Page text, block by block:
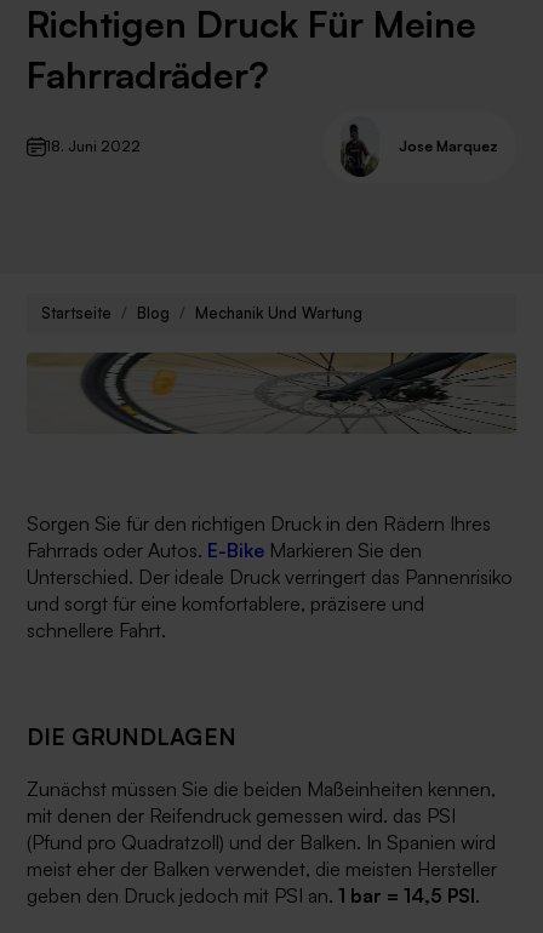
Richtigen Druck Für Meine
Fahrradräder?
18. Juni 2022 Jose Marquez
Startseite Blog Mechanik Und Wartung
Sorgen Sie für den richtigen Druck in den Rädern Ihres
Fahrrads oder Autos. E-Bike Markieren Sie den
Unterschied. Der ideale Druck verringert das Pannenrisiko
und sorgt für eine komfortablere, präzisere und
schnellere Fahrt.
DIE GRUNDLAGEN
Zunächst müssen Sie die beiden Maßeinheiten kennen,
mit denen der Reifendruck gemessen wird. das PSI
(Pfund pro Quadratzoll) und der Balken. In Spanien wird
meist eher der Balken verwendet, die meisten Hersteller
geben den Druck jedoch mit PSI an.1 bar = 14,5 PSI.